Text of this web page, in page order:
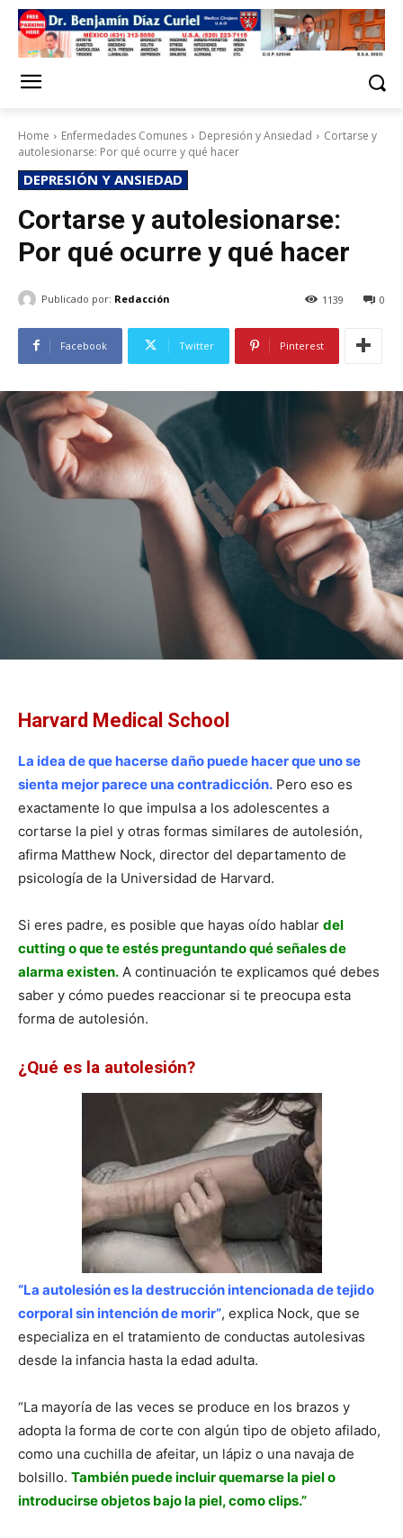
Home Enfermedades Comunes Depresión y Ansiedad
Cortarse y
autolesionarse: Por qué ocurre y qué hacer
DEPRESIÓN Y ANSIEDAD
Cortarse y autolesionarse:
Por qué ocurre y qué hacer
Publicado por: Redacción 0
1139
Facebook Twitter Pinterest
Harvard Medical School
La idea de que hacerse daño puede hacer que uno se
sienta mejor parece una contradicción. Pero eso es
exactamente lo que impulsa a los adolescentes a
cortarse la piel y otras formas similares de autolesión,
afirma Matthew Nock, director del departamento de
psicología de la Universidad de Harvard.
Si eres padre, es posible que hayas oído hablar del
cutting o que te estés preguntando qué señales de
alarma existen. A continuación te explicamos qué debes
saber y cómo puedes reaccionar si te preocupa esta
forma de autolesión.
¿Qué es la autolesión?
“La autolesión es la destrucción intencionada de tejido
corporal sin intención de morir”, explica Nock, que se
especializa en el tratamiento de conductas autolesivas
desde la infancia hasta la edad adulta.
“La mayoría de las veces se produce en los brazos y
adopta la forma de corte con algún tipo de objeto afilado,
como una cuchilla de afeitar, un lápiz o una navaja de
bolsillo. También puede incluir quemarse la piel o
introducirse objetos bajo la piel, como clips.”